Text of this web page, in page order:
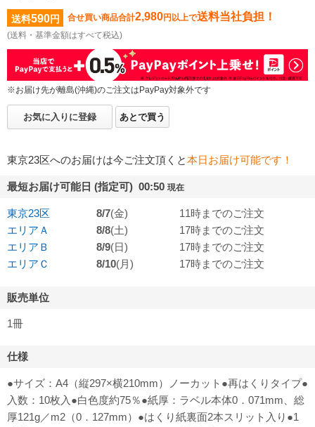
送料590円 合せ買い商品合計2,980円以上で送料当社負担！
(送料・基準金額はすべて税込)
※お届け先が離島(沖縄)のご注文はPayPay対象外です
お気に入りに登録 あとで買う
東京23区へのお届けは今ご注文頂くと本日お届け可能です！
最短お届け可能日 (指定可) 00:50 現在
東京23区 8/7(金)
11時までのご注文
エリアＡ
8/8(土)
17時までのご注文
エリアＢ
8/9(日)
17時までのご注文
エリアＣ
8/10(月) 17時までのご注文
販売単位
1冊
仕様
●サイズ：A4（縦297×横210mm）ノーカット●再はくりタイプ●
入数：10枚入●白色度約75％●紙厚：ラベル本体0．071mm、総
厚121g／m2（0．127mm）●はくり紙裏面2本スリット入り●1